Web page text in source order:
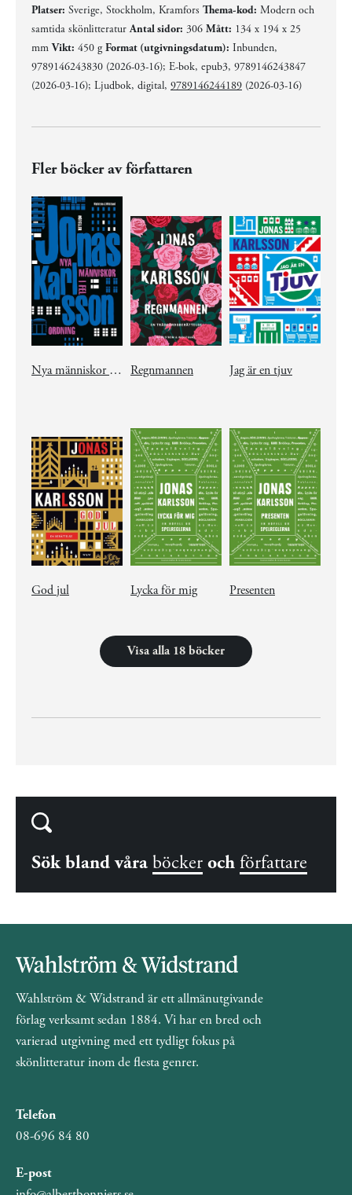
Platser: Sverige, Stockholm, Kramfors Thema-kod: Modern och
samtida skönlitteraturAntal sidor: 306 Mått: 134 x 194 x 25
mmVikt: 450 gFormat (utgivningsdatum): Inbunden,
9789146243830 (2026-03-16); E-bok, epub3, 9789146243847
(2026-03-16); Ljudbok, digital, 9789146244189 (2026-03-16)
Fler böcker av författaren
Nya människor i fel ordning Regnmannen Jag är en tjuv
God jul Lycka för mig Presenten
Visa alla 18 böcker
Sök bland våra böcker och författare
Wahlström & Widstrand är ett allmänutgivande
förlag verksamt sedan 1884. Vi har en bred och
varierad utgivning med ett tydligt fokus på
skönlitteratur inom de flesta genrer.
Telefon
08-696 84 80
E-post